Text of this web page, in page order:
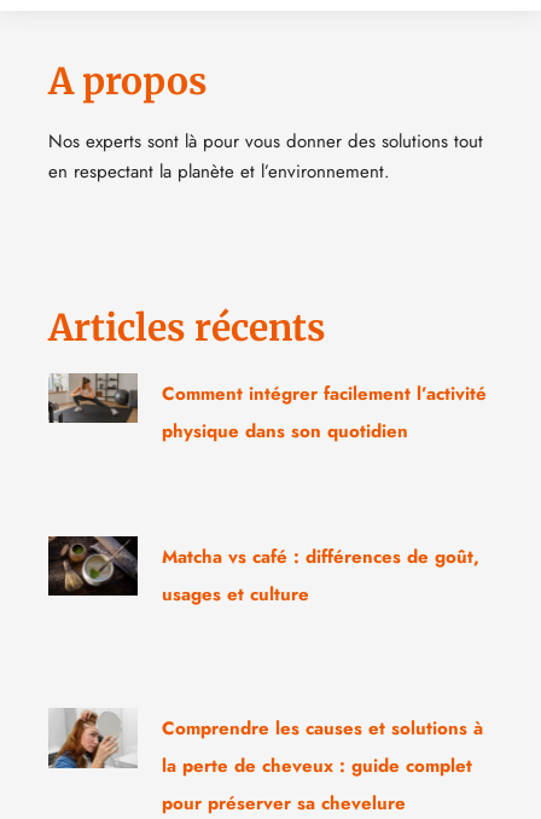
A propos
Nos experts sont là pour vous donner des solutions tout
en respectant la planète et l’environnement.
Articles récents
Comment intégrer facilement l’activité
physique dans son quotidien
Matcha vs café : différences de goût,
usages et culture
Comprendre les causes et solutions à
la perte de cheveux : guide complet
pour préserver sa chevelure